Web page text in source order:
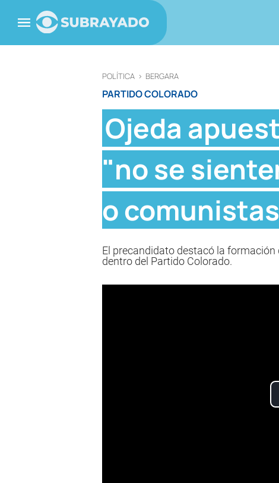
POLÍTICA > BERGARA
PARTIDO COLORADO
Ojeda
"no se
o
El precandidato destacó la
dentro del Partido Colorado.